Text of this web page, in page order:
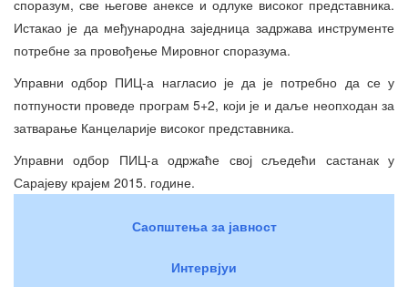
споразум, све његове анексе и одлуке високог представника.
Истакао је да међународна заједница задржава инструменте
потребне за провођење Мировног споразума.
Управни одбор ПИЦ-а нагласио је да је потребно да се у
потпуности проведе програм 5+2, који је и даље неопходан за
затварање Канцеларије високог представника.
Управни одбор ПИЦ-а одржаће свој сљедећи састанак у
Сарајеву крајем 2015. године.
Саопштења за јавност
Интервјуи